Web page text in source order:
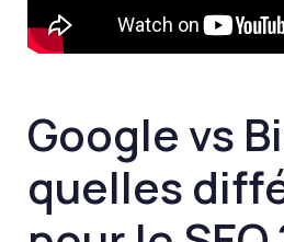
Google vs
quelles